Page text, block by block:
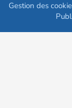
Gestion des